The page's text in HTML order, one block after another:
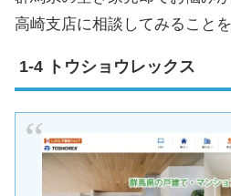
高崎支店に相談してみること
トウショウレックス